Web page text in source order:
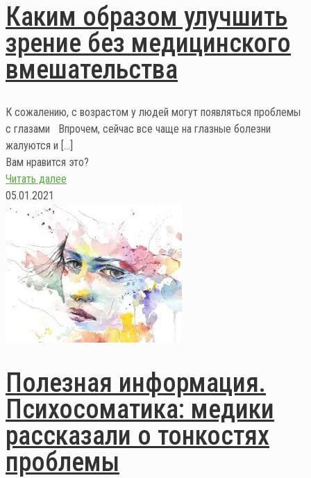
Каким образом улучшить
зрение без медицинского
вмешательства
К сожалению, с возрастом у людей могут появляться проблемы
с глазами Впрочем, сейчас все чаще на глазные болезни
жалуются и […]
Вам нравится это?
Читать далее
05.01.2021
Полезная информация.
Психосоматика: медики
рассказали о тонкостях
проблемы